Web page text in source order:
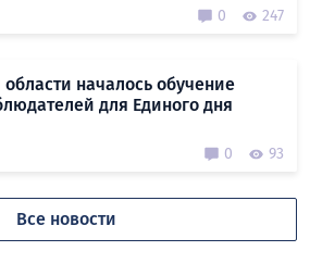
0 247
началось обучение
для Единого дня
0 93
Все новости